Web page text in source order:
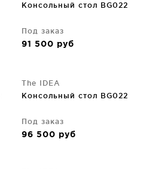
Консольный стол BG022
Под заказ
91 500 руб
The IDEA
Консольный стол BG022
Под заказ
96 500 руб